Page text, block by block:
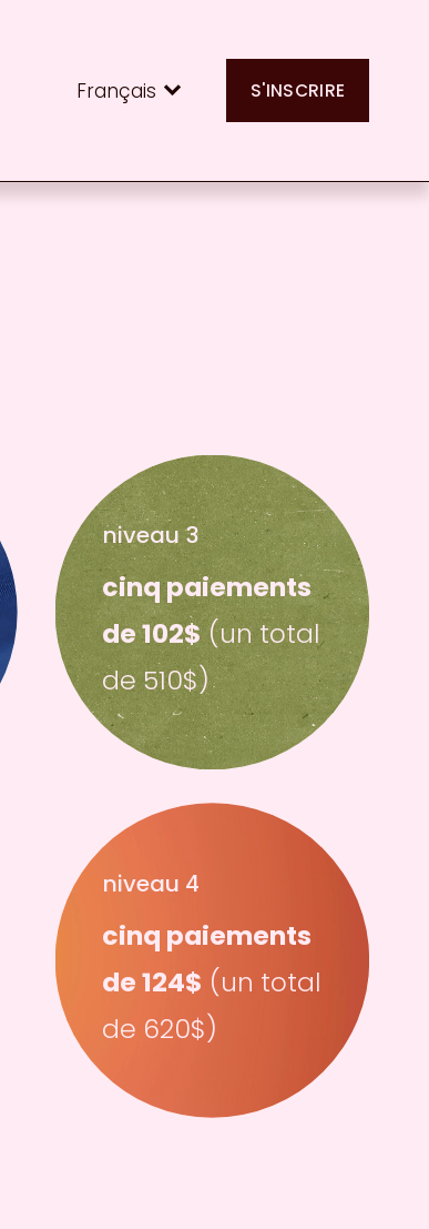
Français S'INSCRIRE
niveau 3
cinq paiements
de 102$ (un total
de 510$)
niveau 4
cinq paiements
de 124$ (un total
de 620$)